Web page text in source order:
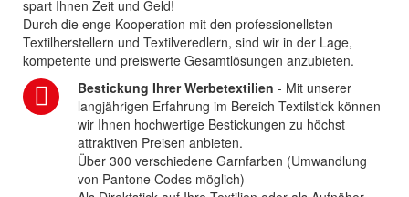
spart Ihnen Zeit und Geld!
Durch die enge Kooperation mit den professionellsten
Textilherstellern und Textilveredlern, sind wir in der Lage,
kompetente und preiswerte Gesamtlösungen anzubieten.
Bestickung Ihrer Werbetextilien - Mit unserer
langjährigen Erfahrung im Bereich Textilstick können
wir Ihnen hochwertige Bestickungen zu höchst
attraktiven Preisen anbieten.
Über 300 verschiedene Garnfarben (Umwandlung
von Pantone Codes möglich)